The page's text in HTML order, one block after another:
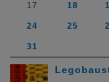
17 18
24 25
31